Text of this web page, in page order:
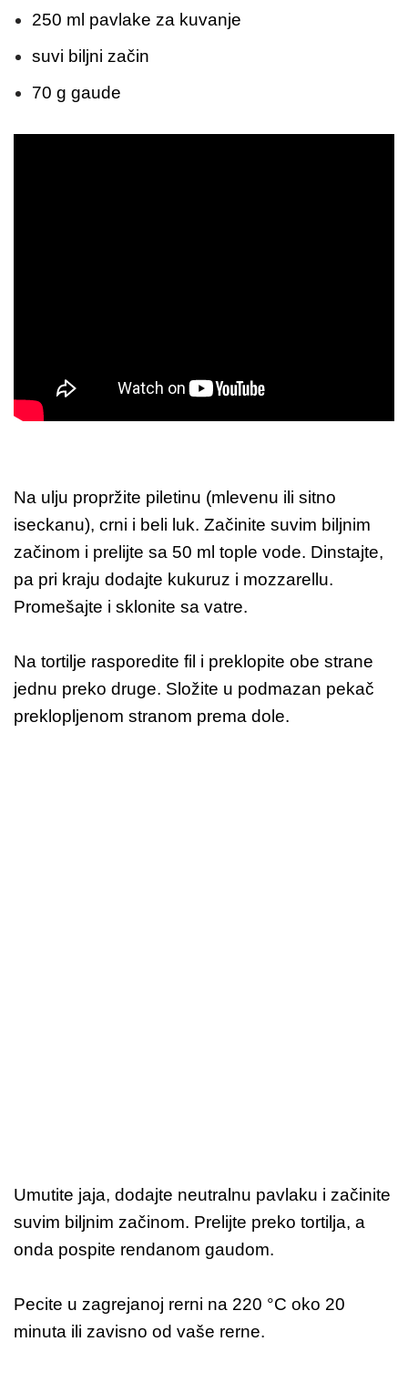
250 ml pavlake za kuvanje
suvi biljni začin
70 g gaude
Na ulju propržite piletinu (mlevenu ili sitno
iseckanu), crni i beli luk. Začinite suvim biljnim
začinom i prelijte sa 50 ml tople vode. Dinstajte,
pa pri kraju dodajte kukuruz i mozzarellu.
Promešajte i sklonite sa vatre.
Na tortilje rasporedite fil i preklopite obe strane
jednu preko druge. Složite u podmazan pekač
preklopljenom stranom prema dole.
Umutite jaja, dodajte neutralnu pavlaku i začinite
suvim biljnim začinom. Prelijte preko tortilja, a
onda pospite rendanom gaudom.
Pecite u zagrejanoj rerni na 220 °C oko 20
minuta ili zavisno od vaše rerne.